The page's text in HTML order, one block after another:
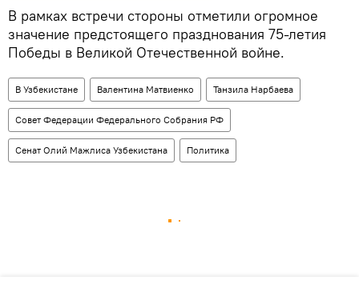
В рамках встречи стороны отметили огромное
значение предстоящего празднования 75-летия
Победы в Великой Отечественной войне.
В Узбекистане Валентина Матвиенко Танзила Нарбаева
Совет Федерации Федерального Собрания РФ
Сенат Олий Мажлиса Узбекистана Политика